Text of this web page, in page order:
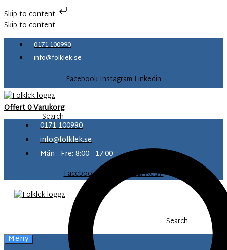
Skip to content
Skip to content
0171-100990
info@folklek.se
FacebookInstagramLinkedin
Offert0Varukorg
Search
0171-100990
info@folklek.se
Mån - Fre: 8:00 - 17:00
Facebook-f
InstagramLinkedin
Search
Meny